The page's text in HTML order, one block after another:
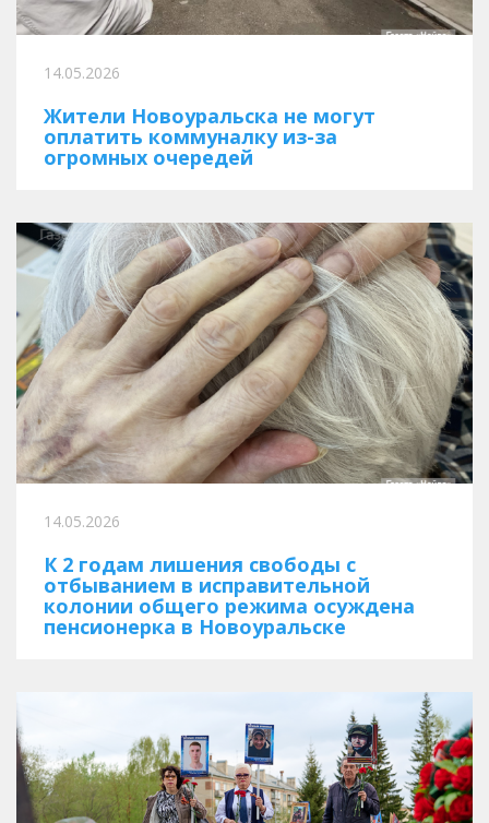
14.05.2026
Жители Новоуральска не могут
оплатить коммуналку из-за
огромных очередей
14.05.2026
К 2 годам лишения свободы с
отбыванием в исправительной
колонии общего режима осуждена
пенсионерка в Новоуральске